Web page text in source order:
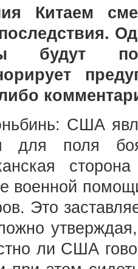
Китаем
будут
США
для поля
военной
Это
утверждая,
ли США